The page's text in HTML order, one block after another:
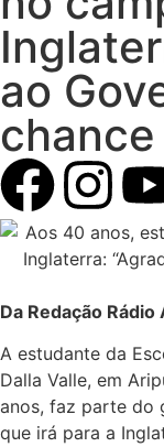
ao
chance
Da Redação Rádio
A estudante da
Dalla Valle, em
anos, faz parte do
que irá para a